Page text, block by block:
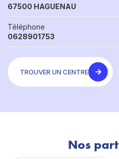
67500 HAGUENAU
Téléphone
0628901753
TROUVER UN CENTRE
Nos